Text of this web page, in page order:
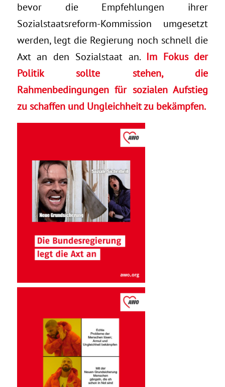
bevor die Empfehlungen ihrer
Sozialstaatsreform-Kommission umgesetzt
werden, legt die Regierung noch schnell die
Axt an den Sozialstaat an. Im Fokus der
Politik sollte stehen, die
Rahmenbedingungen für sozialen Aufstieg
zu schaffen und Ungleichheit zu bekämpfen.